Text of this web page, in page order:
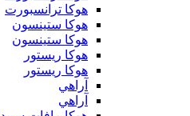
هوكا ترانسبورت
هوكا ستينسون
هوكا ستينسون
هوكا ريستور
هوكا ريستور
آراهي
آراهي